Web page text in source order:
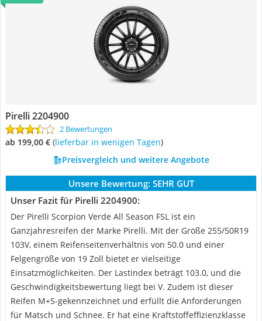
Pirelli 2204900
2 Bewertungen
ab 199,00 € ( Lieferbar in wenigen Tagen)
Preisvergleich und weitere Angebote
Unsere Bewertung: SEHR GUT
Unser Fazit für Pirelli 2204900:
Der Pirelli Scorpion Verde All Season FSL ist ein
Ganzjahresreifen der Marke Pirelli. Mit der Größe 255/50R19
103V, einem Reifenseitenverhältnis von 50.0 und einer
Felgengröße von 19 Zoll bietet er vielseitige
Einsatzmöglichkeiten. Der Lastindex beträgt 103.0, und die
Geschwindigkeitsbewertung liegt bei V. Zudem ist dieser
Reifen M+S-gekennzeichnet und erfüllt die Anforderungen
für Matsch und Schnee. Er hat eine Kraftstoffeffizienzklasse